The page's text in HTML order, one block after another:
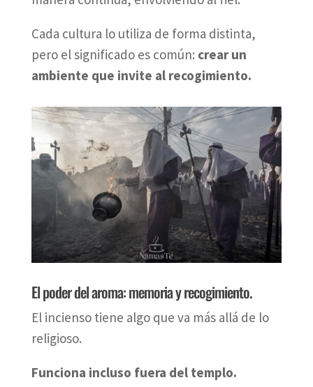
Cada cultura lo utiliza de forma distinta,
pero el significado es común: crear un
ambiente que invite al recogimiento.
El poder del aroma: memoria y recogimiento.
El incienso tiene algo que va más allá de lo
religioso.
Funciona incluso fuera del templo.